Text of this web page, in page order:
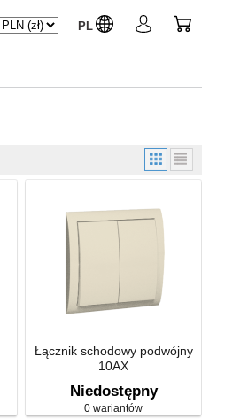
PL
Łącznik schodowy podwójny
10AX
Niedostępny
0 wariantów